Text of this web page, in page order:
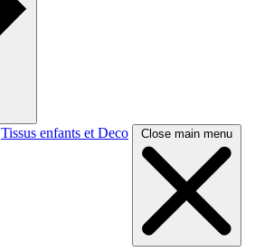
Tissus enfants et Deco Close main menu